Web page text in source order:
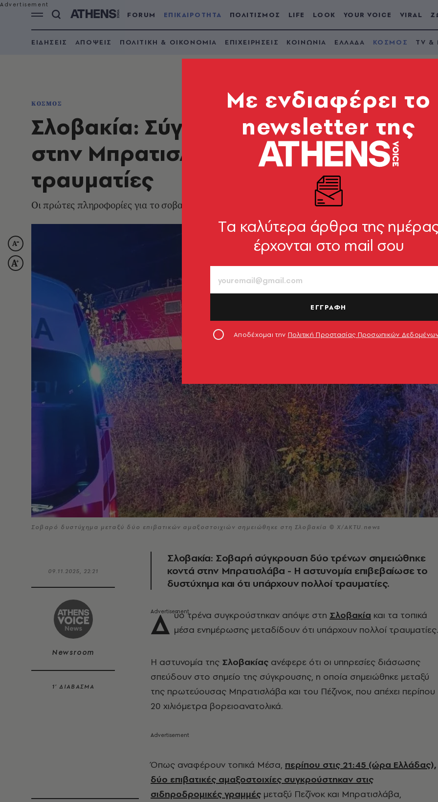
FORUM ΕΠΙΚΑΙΡΟΤΗΤΑ ΠΟΛΙΤΙΣΜΟΣ LIFE LOOK YOUR VOICE VIRAL
ΕΙΔΗΣΕΙΣ ΑΠΟΨΕΙΣ ΠΟΛΙΤΙΚΗ & ΟΙΚΟΝΟΜΙΑ ΕΠΙΧΕΙΡΗΣΕΙΣ ΚΟΙΝΩΝΙΑ ΕΛΛΑΔΑ ΚΟΣΜΟΣ TV &
ΚΟΣΜΟΣ
Σλοβακία: Σύγκρουση δύο τρένων
στην Μπρατισλάβα - Αναφορές για
τραυματίες
Οι πρώτες πληροφορίες για το σοβαρό σιδηροδρομικό δυστύχημα
Σοβαρό δυστύχημα μεταξύ δύο επιβατικών αμαξοστοιχιών σημειώθηκε στη Σλοβακία © Χ/ΑΚΤU.news
09.11.2025, 22:21
Newsroom
1’ ΔΙΑΒΑΣΜΑ
Σλοβακία: Σοβαρή σύγκρουση δύο τρένων σημειώθηκε
κοντά στην Μπρατισλάβα - Η αστυνομία επιβεβαίωσε το
δυστύχημα και ότι υπάρχουν πολλοί τραυματίες.
Δ ύο τρένα συγκρούστηκαν απόψε στη Σλοβακία και τα τοπικά
μέσα ενημέρωσης μεταδίδουν ότι υπάρχουν πολλοί τραυματίες.
Η αστυνομία της Σλοβακίας ανέφερε ότι οι υπηρεσίες διάσωσης
σπεύδουν στο σημείο της σύγκρουσης, η οποία σημειώθηκε μεταξύ
της πρωτεύουσας Μπρατισλάβα και του Πέζινοκ, που απέχει περίπου
20 χιλιόμετρα βορειοανατολικά.
Όπως αναφέρουν τοπικά Μέσα, περίπου στις 21:45 (ώρα Ελλάδας),
δύο επιβατικές αμαξοστοιχίες συγκρούστηκαν στις
σιδηροδρομικές γραμμές μεταξύ Πεζίνοκ και Μπρατισλάβα,
Mε ενδιαφέρει το
newsletter της
Tα καλύτερα άρθρα της
έρχονται στο mail σου
ΕΓΓΡΑΦΗ
Αποδέχομαι την Πολιτική Προστασίας Προσωπικών